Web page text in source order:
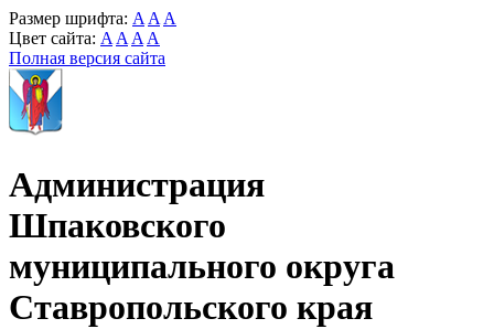
Размер шрифта: A A A
Цвет сайта: A A A A
Полная версия сайта
Администрация
Шпаковского
муниципального округа
Ставропольского края